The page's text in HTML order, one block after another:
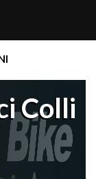
Colli